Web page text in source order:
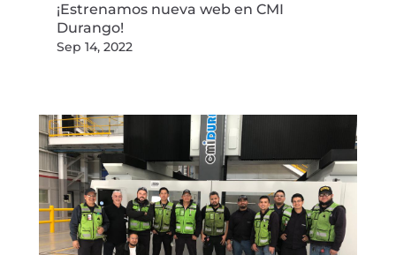
¡Estrenamos nueva web en CMI
Durango!
Sep 14, 2022